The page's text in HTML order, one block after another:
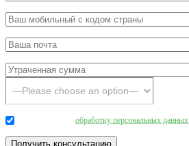
обработку персональных данных